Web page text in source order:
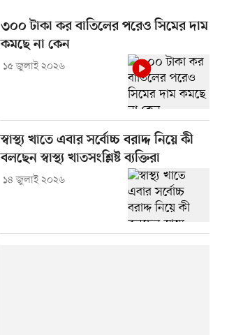
৩০০ টাকা কর বাতিলের পরেও সিমের দাম
কমছে না কেন
১৫ জুলাই ২০২৬
স্বাস্থ্য খাতে এবার সর্বোচ্চ বরাদ্দ নিয়ে কী
বলছেন স্বাস্থ্য খাতসংশ্লিষ্ট ব্যক্তিরা
১৪ জুলাই ২০২৬